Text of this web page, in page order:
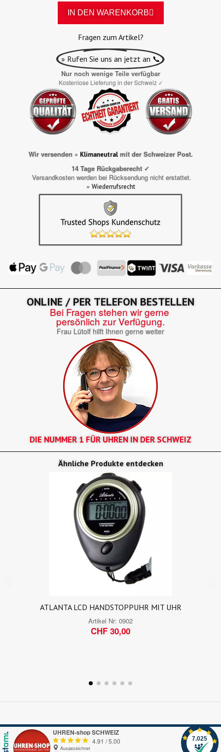
IN DEN WARENKORB
Fragen zum Artikel?
» Rufen Sie uns an jetzt an 📞
Nur noch wenige Teile verfügbar
Kostenlose Lieferung in der Schweiz ✓
Wir versenden » Klimaneutralmit der Schweizer Post.
14 Tage Rückgaberecht ✓
Versandkosten werden bei Rücksendung nicht erstattet.
» Wiederrufsrecht
ONLINE / PER TELEFON BESTELLEN
Bei Fragen stehen wir gerne
persönlich zur Verfügung.
Frau Lütolf hilft Ihnen gerne weiter
DIE NUMMER 1 FÜR UHREN IN DER SCHWEIZ
Ähnliche Produkte entdecken
ATLANTA LCD HANDSTOPPUHR MIT UHR
Artikel Nr: 0902
CHF 30,00
UHREN-shop SCHWEIZ
4.91 /5.00
Ausgezeichnet
7.025